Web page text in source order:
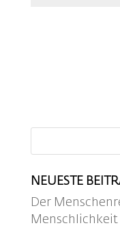
NEUESTE
Der